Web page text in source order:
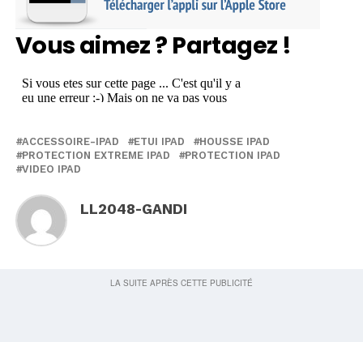
Vous aimez ? Partagez !
ACCESSOIRE-IPAD ETUI IPAD
HOUSSE IPAD
PROTECTION EXTREME IPAD
PROTECTION IPAD
VIDEO IPAD
LL2048-GANDI